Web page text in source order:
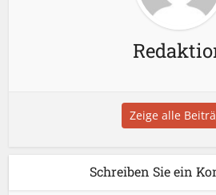
Zeige alle
Schreiben Sie ein